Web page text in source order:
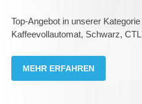
Top-Angebot in unserer
Kaffeevollautomat, Schwarz,
MEHR ERFAHREN